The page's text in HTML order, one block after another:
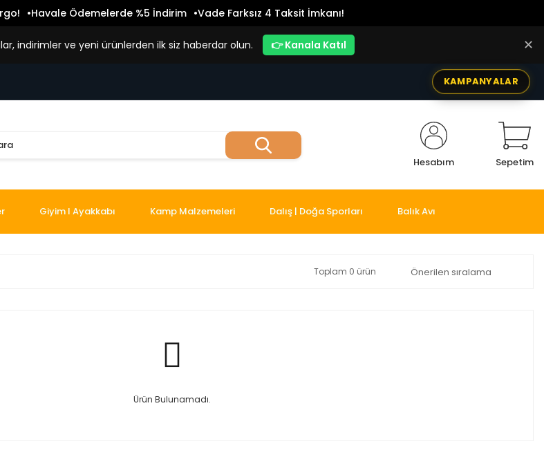
Havale Ödemelerde %5 İndirim Vade Farksız 4 Taksit İmkanı!
indirimler ve yeni ürünlerden ilk siz haberdar olun. 👉 Kanala Katıl ✕
KAMPANYALAR
Hesabım Sepetim
Giyim I Ayakkabı Kamp Malzemeleri Dalış | Doğa Sporları Balık Avı
Toplam 0 ürün
Ürün Bulunamadı.